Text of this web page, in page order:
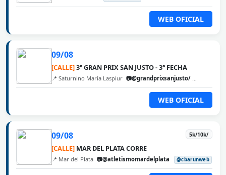
WEB OFICIAL
09/08
[CALLE]3° GRAN PRIX SAN JUSTO - 3° FECHA
📍 Saturnino María Laspiur 📷@grandprixsanjusto/
WEB OFICIAL
09/08 5k/10k/
[CALLE] MAR DEL PLATA CORRE
📍 Mar del Plata 📷@atletismomardelplata @cbarunweb